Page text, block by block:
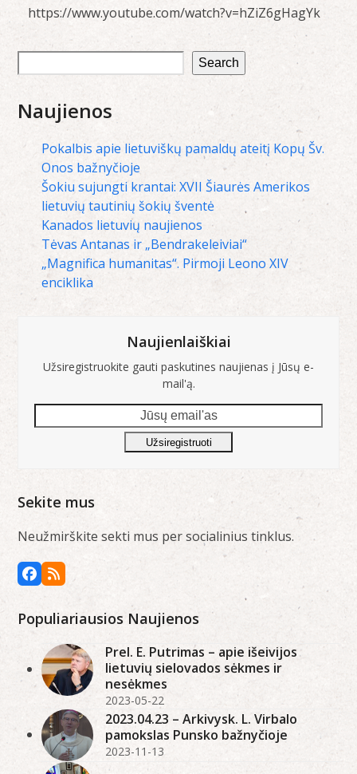
https://www.youtube.com/watch?v=hZiZ6gHagYk
Search
Naujienos
Pokalbis apie lietuviškų pamaldų ateitį Kopų Šv.
Onos bažnyčioje
Šokiu sujungti krantai: XVII Šiaurės Amerikos
lietuvių tautinių šokių šventė
Kanados lietuvių naujienos
Tėvas Antanas ir „Bendrakeleiviai“
„Magnifica humanitas“. Pirmoji Leono XIV
enciklika
Naujienlaiškiai
Užsiregistruokite gauti paskutines naujienas į Jūsų e-
mail'ą.
email'as
Užsiregistruoti
Sekite mus
Neužmirškite sekti mus per socialinius tinklus.
Facebook
RSS
Populiariausios Naujienos
Prel. E. Putrimas – apie išeivijos
lietuvių sielovados sėkmes ir
nesėkmes
2023-05-22
2023.04.23 – Arkivysk. L. Virbalo
pamokslas Punsko bažnyčioje
2023-11-13